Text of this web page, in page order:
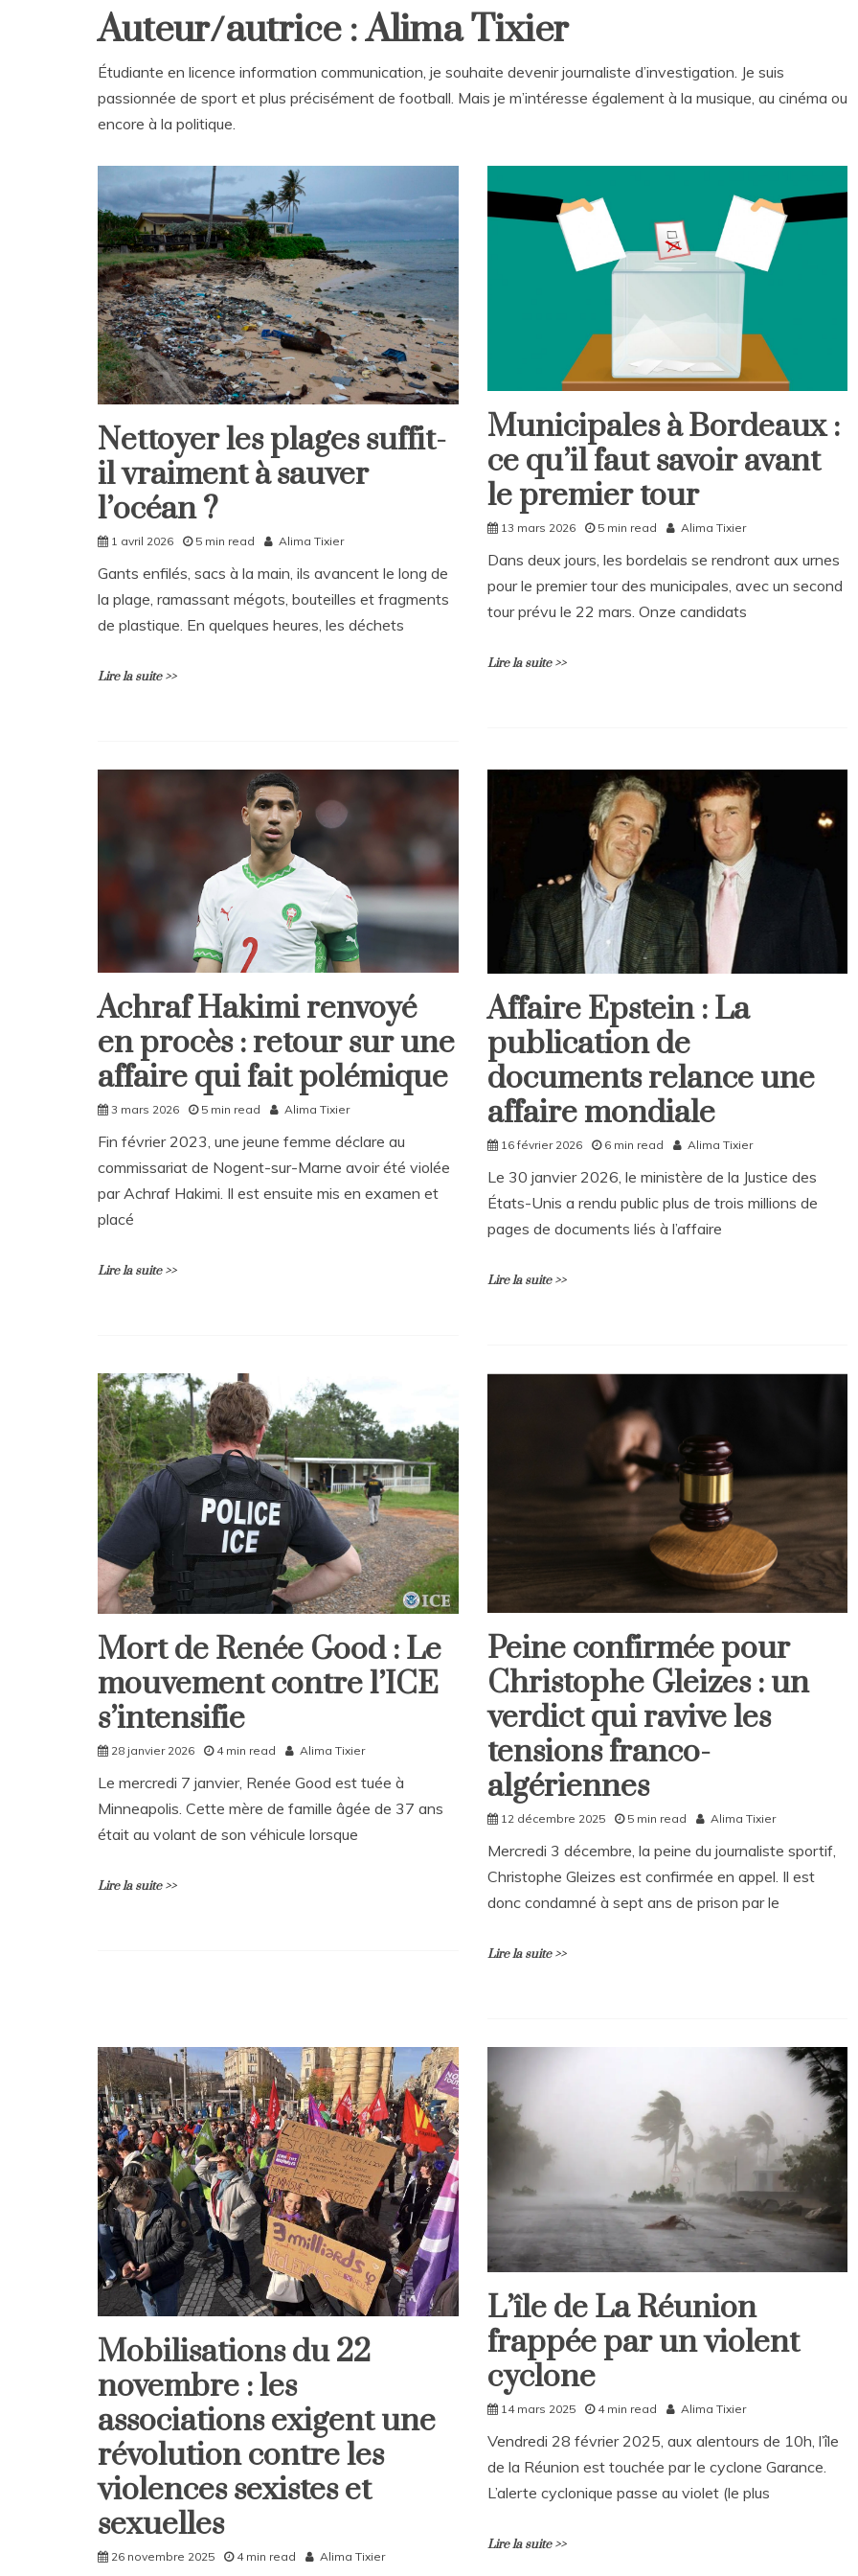
Auteur/autrice : Alima Tixier
Étudiante en licence information communication, je souhaite devenir journaliste d’investigation. Je suis
passionnée de sport et plus précisément de football. Mais je m’intéresse également à la musique, au cinéma ou
encore à la politique.
Home
Non
classé
Nettoyer les plages suffit-
il vraiment à sauver
l’océan ?
1 avril 2026 5 min read Alima Tixier
Gants enfilés, sacs à la main, ils avancent le long de
la plage, ramassant mégots, bouteilles et fragments
de plastique. En quelques heures, les déchets
Lire la suite >>
Home
Politique
Municipales à Bordeaux :
ce qu’il faut savoir avant
le premier tour
13 mars 2026 5 min read Alima Tixier
Dans deux jours, les bordelais se rendront aux urnes
pour le premier tour des municipales, avec un second
tour prévu le 22 mars. Onze candidats
Lire la suite >>
Home
Société
Sport
Achraf Hakimi renvoyé
en procès : retour sur une
affaire qui fait polémique
3 mars 2026 5 min read Alima Tixier
Fin février 2023, une jeune femme déclare au
commissariat de Nogent-sur-Marne avoir été violée
par Achraf Hakimi. Il est ensuite mis en examen et
placé
Lire la suite >>
Home
International
Affaire Epstein : La
publication de
documents relance une
affaire mondiale
16 février 2026 6 min read Alima Tixier
Le 30 janvier 2026, le ministère de la Justice des
États-Unis a rendu public plus de trois millions de
pages de documents liés à l’affaire
Lire la suite >>
Home
International
Politique
Mort de Renée Good : Le
mouvement contre l’ICE
s’intensifie
28 janvier 2026 4 min read Alima Tixier
Le mercredi 7 janvier, Renée Good est tuée à
Minneapolis. Cette mère de famille âgée de 37 ans
était au volant de son véhicule lorsque
Lire la suite >>
Home
International
Politique
Peine confirmée pour
Christophe Gleizes : un
verdict qui ravive les
tensions franco-
algériennes
12 décembre 2025 5 min read Alima Tixier
Mercredi 3 décembre, la peine du journaliste sportif,
Christophe Gleizes est confirmée en appel. Il est
donc condamné à sept ans de prison par le
Lire la suite >>
Home
Société
Mobilisations du 22
novembre : les
associations exigent une
révolution contre les
violences sexistes et
sexuelles
26 novembre 2025 4 min read Alima Tixier
Home
Société
L’île de La Réunion
frappée par un violent
cyclone
14 mars 2025 4 min read Alima Tixier
Vendredi 28 février 2025, aux alentours de 10h, l’île
de la Réunion est touchée par le cyclone Garance.
L’alerte cyclonique passe au violet (le plus
Lire la suite >>